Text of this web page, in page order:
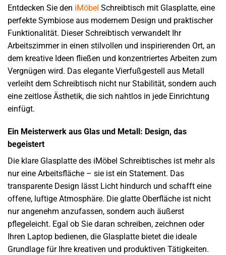
Entdecken Sie den iMöbel Schreibtisch mit Glasplatte, eine
perfekte Symbiose aus modernem Design und praktischer
Funktionalität. Dieser Schreibtisch verwandelt Ihr
Arbeitszimmer in einen stilvollen und inspirierenden Ort, an
dem kreative Ideen fließen und konzentriertes Arbeiten zum
Vergnügen wird. Das elegante Vierfußgestell aus Metall
verleiht dem Schreibtisch nicht nur Stabilität, sondern auch
eine zeitlose Ästhetik, die sich nahtlos in jede Einrichtung
einfügt.
Ein Meisterwerk aus Glas und Metall: Design, das
begeistert
Die klare Glasplatte des iMöbel Schreibtisches ist mehr als
nur eine Arbeitsfläche – sie ist ein Statement. Das
transparente Design lässt Licht hindurch und schafft eine
offene, luftige Atmosphäre. Die glatte Oberfläche ist nicht
nur angenehm anzufassen, sondern auch äußerst
pflegeleicht. Egal ob Sie daran schreiben, zeichnen oder
Ihren Laptop bedienen, die Glasplatte bietet die ideale
Grundlage für Ihre kreativen und produktiven Tätigkeiten.